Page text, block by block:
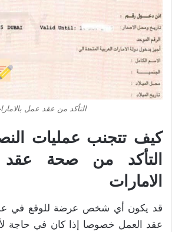
التأكد من عقد عمل
كيف تتجنب عمليات
التأكد من صحة
الامارات
قد يكون أي شخص عرضة للوقع في
عقد العمل خصوصا إذا كان في حاجة